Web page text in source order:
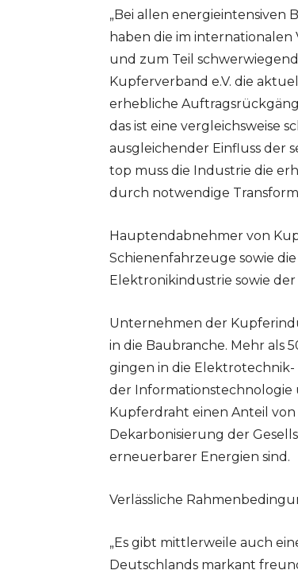
„Bei allen
haben die im
und zum Teil
Kupferverband e.V. die
erhebliche
das ist eine vergleichsweise
ausgleichender Einfluss der
top muss die Industrie die
durch notwendige
Hauptendabnehmer von
Schienenfahrzeuge sowie
Elektronikindustrie sowie
Unternehmen der
in die Baubranche. Mehr
gingen in die
der
Kupferdraht einen Anteil
Dekarbonisierung der
erneuerbarer Energien sind.
Verlässliche
„Es gibt mittlerweile auch
Deutschlands markant